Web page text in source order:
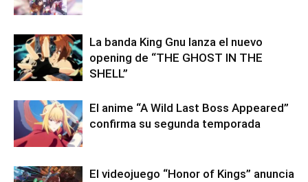
La banda King Gnu lanza el nuevo
opening de “THE GHOST IN THE
SHELL”
El anime “A Wild Last Boss Appeared”
confirma su segunda temporada
El videojuego “Honor of Kings” anuncia